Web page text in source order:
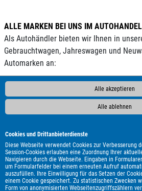
Alle akzeptieren
Alle ablehnen
Cookies und Drittanbieterdienste
Diese Webseite verwendet Cookies zur Verbesserung
Session-Cookies erlauben eine Zuordnung Ihrer
Navigieren durch die Webseite. Eingaben in
um Formularfelder bei einem erneuten Aufruf
auszufüllen. Ihre Einwilligung für das Setzen der
einem Cookie gespeichert. Zu statistischen Zwecken
Form von anonymisierten Webseitenzugriffszählern
ALLE MARKEN BEI UNS IM
Als Autohändler bieten wir Ihnen in
Gebrauchtwagen, Jahreswagen und
Automarken an:
ALPINA Abarth Ahorn Aixam
Audi
BAIC BAW BMW BYD
Carthago
Dacia
Dodge Econelo
Ford
Foton GWM Geely
Hobby
Honda Hyundai Infiniti
JAC
Jaecoo Jaguar Jeep KGM
Lada
Land Rover Leapmotor